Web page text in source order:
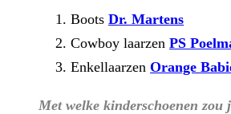
Boots Dr. Martens
Cowboy laarzen PS
Enkellaarzen Orange
Met welke kinderschoenen